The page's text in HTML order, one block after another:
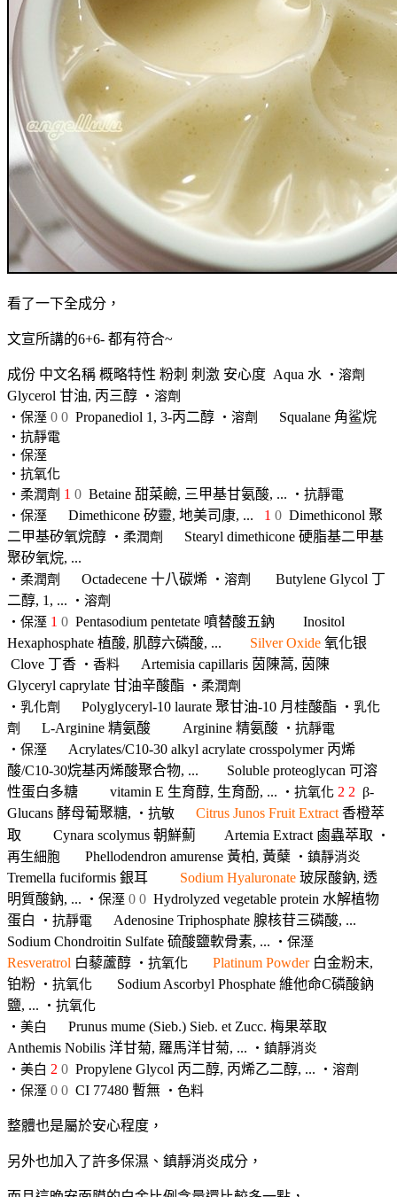
看了一下全成分，
文宣所講的6+6- 都有符合~
成份 中文名稱 概略特性 粉刺 刺激 安心度 Aqua 水 ‧溶劑
Glycerol 甘油, 丙三醇
‧溶劑
‧保溼 0 0 Propanediol 1, 3-丙二醇 ‧溶劑 Squalane 角鲨烷
‧抗靜電
‧保溼
‧抗氧化
‧柔潤劑 1 0 Betaine 甜菜鹼, 三甲基甘氨酸, ...
‧抗靜電
‧保溼
Dimethicone 矽靈, 地美司康, ... 1 0 Dimethiconol 聚
二甲基矽氧烷醇
‧柔潤劑 Stearyl dimethicone 硬脂基二甲基
聚矽氧烷, ...
‧柔潤劑 Octadecene 十八碳烯 ‧溶劑 Butylene Glycol 丁
二醇, 1, ...
‧溶劑
‧保溼 1 0 Pentasodium pentetate 噴替酸五鈉
Inositol
Hexaphosphate 植酸, 肌醇六磷酸, ... Silver Oxide 氧化银
Clove 丁香 ‧香料
Artemisia capillaris 茵陳蒿, 茵陳
Glyceryl caprylate 甘油辛酸酯
‧柔潤劑
‧乳化劑
Polyglyceryl-10 laurate 聚甘油-10 月桂酸酯
‧乳化
劑
L-Arginine 精氨酸 Arginine 精氨酸
‧抗靜電
‧保溼
Acrylates/C10-30 alkyl acrylate crosspolymer 丙烯
酸/C10-30烷基丙烯酸聚合物, ...
Soluble proteoglycan 可溶
性蛋白多糖 vitamin E 生育醇, 生育酚, ... ‧抗氧化 2 2 β-
Glucans 酵母葡聚糖, ‧抗敏 Citrus Junos Fruit Extract 香橙萃
取 Cynara scolymus 朝鮮薊 Artemia Extract 鹵蟲萃取
‧
再生細胞 Phellodendron amurense 黃柏, 黃蘖 ‧鎮靜消炎
Tremella fuciformis 銀耳 Sodium Hyaluronate 玻尿酸鈉, 透
明質酸鈉, ... ‧保溼 0 0 Hydrolyzed vegetable protein 水解植物
蛋白
‧抗靜電 Adenosine Triphosphate 腺核苷三磷酸, ...
Sodium Chondroitin Sulfate 硫酸鹽軟骨素, ... ‧保溼
Resveratrol 白藜蘆醇 ‧抗氧化 Platinum Powder 白金粉末,
铂粉
‧抗氧化 Sodium Ascorbyl Phosphate 維他命C磷酸鈉
鹽, ...
‧抗氧化
‧美白
Prunus mume (Sieb.) Sieb. et Zucc. 梅果萃取
Anthemis Nobilis 洋甘菊, 羅馬洋甘菊, ...
‧鎮靜消炎
‧美白 2 0 Propylene Glycol 丙二醇, 丙烯乙二醇, ...
‧溶劑
‧保溼 0 0 CI 77480 暫無 ‧色料
整體也是屬於安心程度，
另外也加入了許多保濕、鎮靜消炎成分，